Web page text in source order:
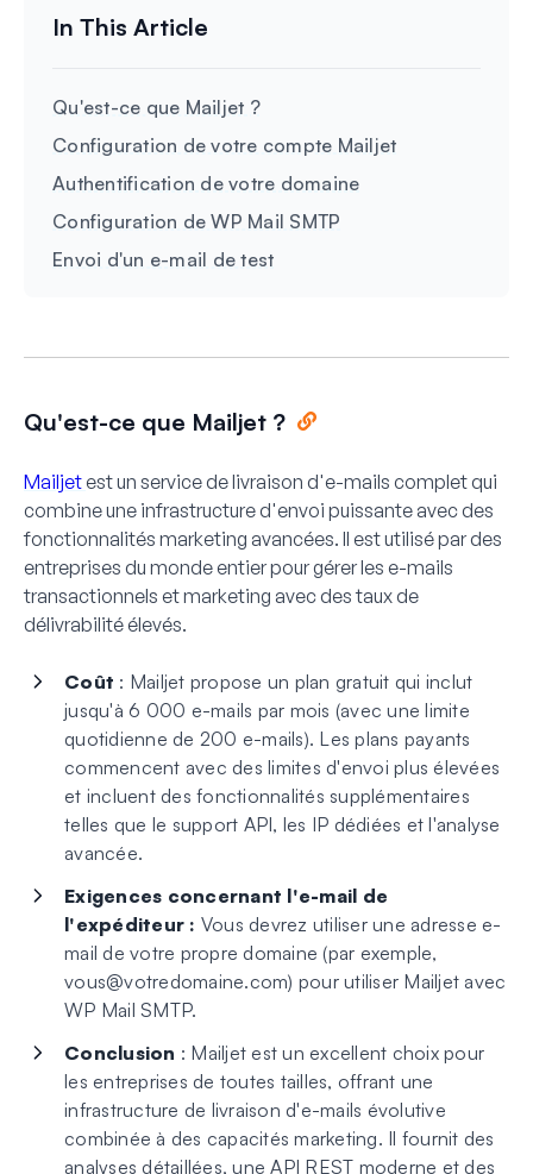
Qu'est-ce que Mailjet ?
Configuration de votre compte Mailjet
Authentification de votre domaine
Configuration de WP Mail SMTP
Envoi d'un e-mail de test
Qu'est-ce que Mailjet ?
Mailjetest un service de livraison d'e-mails complet qui
combine une infrastructure d'envoi puissante avec des
fonctionnalités marketing avancées. Il est utilisé par des
entreprises du monde entier pour gérer les e-mails
transactionnels et marketing avec des taux de
délivrabilité élevés.
Coût : Mailjet propose un plan gratuit qui inclut
jusqu'à 6 000 e-mails par mois (avec une limite
quotidienne de 200 e-mails). Les plans payants
commencent avec des limites d'envoi plus élevées
et incluent des fonctionnalités supplémentaires
telles que le support API, les IP dédiées et l'analyse
avancée.
Exigences concernant l'e-mail de
l'expéditeur : Vous devrez utiliser une adresse e-
mail de votre propre domaine (par exemple,
vous@votredomaine.com) pour utiliser Mailjet avec
WP Mail SMTP.
Conclusion : Mailjet est un excellent choix pour
les entreprises de toutes tailles, offrant une
infrastructure de livraison d'e-mails évolutive
combinée à des capacités marketing. Il fournit des
analyses détaillées, une API REST moderne et des